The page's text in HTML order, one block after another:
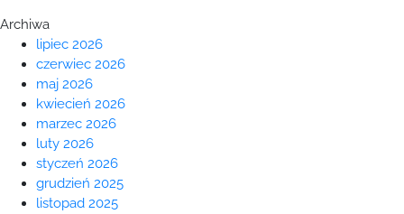
Archiwa
lipiec 2026
czerwiec 2026
maj 2026
kwiecień 2026
marzec 2026
luty 2026
styczeń 2026
grudzień 2025
listopad 2025